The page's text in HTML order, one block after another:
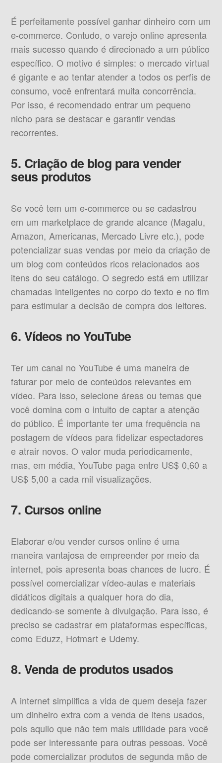
É perfeitamente possível ganhar dinheiro com um
e-commerce. Contudo, o varejo online apresenta
mais sucesso quando é direcionado a um público
específico. O motivo é simples: o mercado virtual
é gigante e ao tentar atender a todos os perfis de
consumo, você enfrentará muita concorrência.
Por isso, é recomendado entrar um pequeno
nicho para se destacar e garantir vendas
recorrentes.
5. Criação de blog para vender
seus produtos
Se você tem um e-commerce ou se cadastrou
em um marketplace de grande alcance (Magalu,
Amazon, Americanas, Mercado Livre etc.), pode
potencializar suas vendas por meio da criação de
um blog com conteúdos ricos relacionados aos
itens do seu catálogo. O segredo está em utilizar
chamadas inteligentes no corpo do texto e no fim
para estimular a decisão de compra dos leitores.
6. Vídeos no YouTube
Ter um canal no YouTube é uma maneira de
faturar por meio de conteúdos relevantes em
vídeo. Para isso, selecione áreas ou temas que
você domina com o intuito de captar a atenção
do público. É importante ter uma frequência na
postagem de vídeos para fidelizar espectadores
e atrair novos. O valor muda periodicamente,
mas, em média, YouTube paga entre US$ 0,60 a
US$ 5,00 a cada mil visualizações.
7. Cursos online
Elaborar e/ou vender cursos online é uma
maneira vantajosa de empreender por meio da
internet, pois apresenta boas chances de lucro. É
possível comercializar vídeo-aulas e materiais
didáticos digitais a qualquer hora do dia,
dedicando-se somente à divulgação. Para isso, é
preciso se cadastrar em plataformas específicas,
como Eduzz, Hotmart e Udemy.
8. Venda de produtos usados
A internet simplifica a vida de quem deseja fazer
um dinheiro extra com a venda de itens usados,
pois aquilo que não tem mais utilidade para você
pode ser interessante para outras pessoas. Você
pode comercializar produtos de segunda mão de